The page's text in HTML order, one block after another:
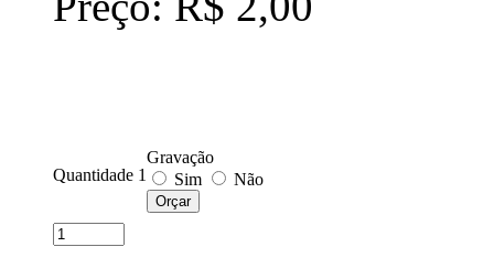
Quantidade 1
Gravação
Sim
Não